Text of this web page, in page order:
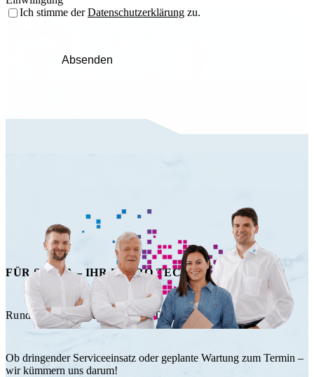
Ich stimme derDatenschutzerklärung zu.
Absenden
FÜR SIE DA – IHR HAPRO TECHNIK TEAM!
Rundum Service durch das HT Team.
Ob dringender Serviceeinsatz oder geplante Wartung zum Termin –
wir kümmern uns darum!